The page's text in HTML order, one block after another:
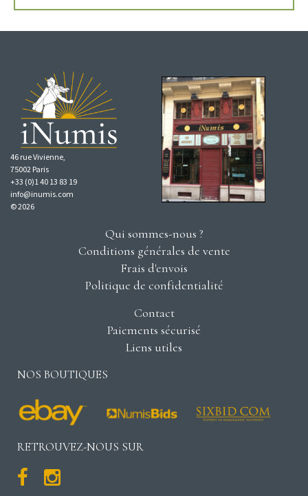
46 rue Vivienne,
75002 Paris
+33 (0)1 40 13 83 19
info@inumis.com
© 2026
Qui sommes-nous ?
Conditions générales de vente
Frais d'envois
Politique de confidentialité
Contact
Paiements sécurisé
Liens utiles
NOS BOUTIQUES
RETROUVEZ-NOUS SUR